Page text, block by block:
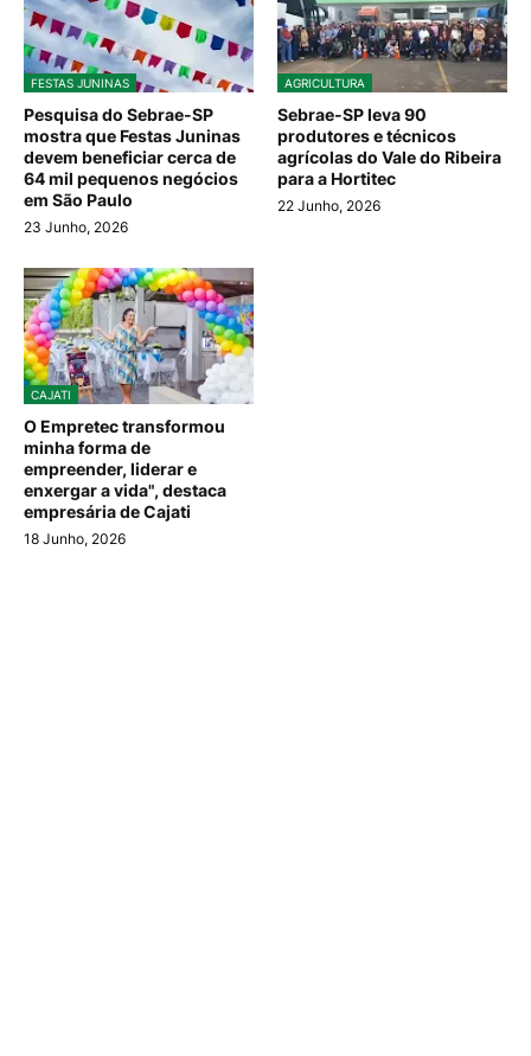
FESTAS JUNINAS
Pesquisa do Sebrae-SP
mostra que Festas Juninas
devem beneficiar cerca de
64 mil pequenos negócios
em São Paulo
23 Junho, 2026
AGRICULTURA
Sebrae-SP leva 90
produtores e técnicos
agrícolas do Vale do Ribeira
para a Hortitec
22 Junho, 2026
CAJATI
O Empretec transformou
minha forma de
empreender, liderar e
enxergar a vida", destaca
empresária de Cajati
18 Junho, 2026